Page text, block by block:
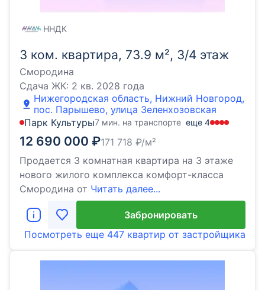
3 ком. квартира, 73.9 м², 3/4 этаж
Смородина
Сдача ЖК: 2 кв. 2028 года
Нижегородская область, Нижний Новгород,
пос. Парышево, улица Зеленхозовская
Парк Культуры7 мин. на транспорте еще 4
12 690 000 ₽171 718 ₽/м²
Продается 3 комнатная квартира на 3 этаже
нового жилого комплекса комфорт-класса
Cмородина от Читать далее...
ННДК
Забронировать
Посмотреть еще 447 квартир от застройщика